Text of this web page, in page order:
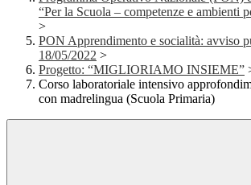
“Per la Scuola – competenze e ambienti
>
PON Apprendimento e socialità: avviso
18/05/2022 >
Progetto: “MIGLIORIAMO INSIEME”
Corso laboratoriale intensivo
con madrelingua (Scuola Primaria)